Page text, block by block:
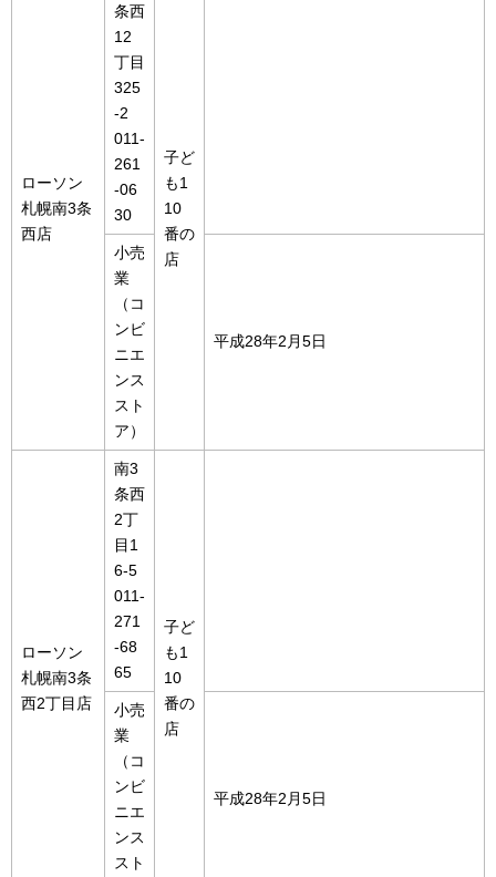
ローソン
札幌南3条
西店
条西
12
丁目
325
-2
011-
261
-06
30
子ど
も1
10
番の
店
小売
業
（コ
ンビ
ニエ
ンス
スト
ア）
平成28年2月5日
ローソン
札幌南3条
西2丁目店
南3
条西
2丁
目1
6-5
011-
271
-68
65
子ど
も1
10
番の
店
小売
業
（コ
ンビ
ニエ
ンス
スト
平成28年2月5日